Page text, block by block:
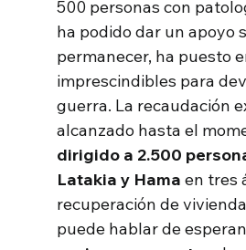
500 personas con
ha podido dar un apoyo
permanecer, ha puesto
imprescindibles para
guerra. La recaudación
alcanzado hasta el
dirigido a 2.500
Latakia y Hama en tres
recuperación de
puede hablar de